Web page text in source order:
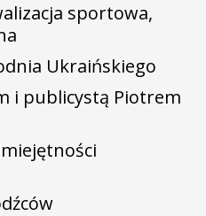
sportowa,
Ukraińskiego
i publicystą Piotrem